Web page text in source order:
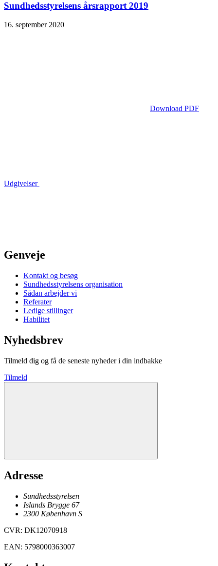
Sundheds­styrelsens årsrapport 2019
16. september 2020
Download PDF
Udgivelser
Genveje
Kontakt og besøg
Sundhedsstyrelsens organisation
Sådan arbejder vi
Referater
Ledige stillinger
Habilitet
Nyhedsbrev
Tilmeld dig og få de seneste nyheder i din indbakke
Tilmeld
Adresse
Sundhedsstyrelsen
Islands Brygge 67
2300 København S
CVR: DK12070918
EAN: 5798000363007